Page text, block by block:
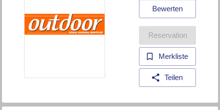
Bewerten
Reservation
Merkliste
Teilen